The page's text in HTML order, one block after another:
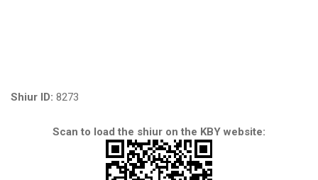
Shiur ID: 8273
Scan to load the shiur on the KBY website: